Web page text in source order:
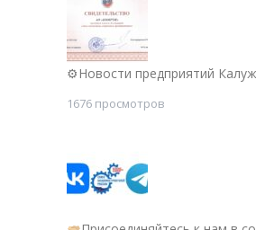
⚙Новости предприятий
1676 просмотров